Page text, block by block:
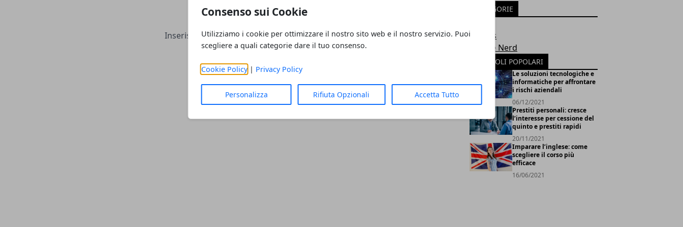
Consenso sui Cookie
Utilizziamo i cookie per ottimizzare il nostro sito web e il nostro servizio. Puoi
scegliere a quali categorie dare il tuo consenso.
Cookie Policy| Privacy Policy
Personalizza Rifiuta Opzionali Accetta Tutto
Cerca nel nostro blog
Inserisci una parola chiave per trovare articoli interessanti.
CATEGORIE
Games
Geek e Nerd
ARTICOLI POPOLARI
Le soluzioni tecnologiche e
informatiche per affrontare
i rischi aziendali
06/12/2021
Prestiti personali: cresce
l’interesse per cessione del
quinto e prestiti rapidi
20/11/2021
Imparare l’inglese: come
scegliere il corso più
efficace
16/06/2021